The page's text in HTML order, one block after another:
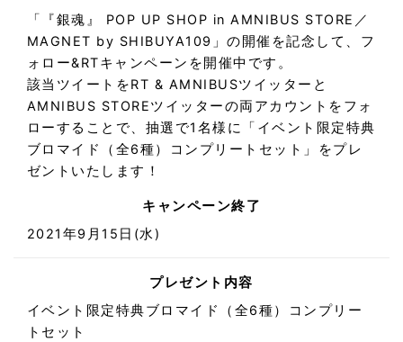
「『銀魂』 POP UP SHOP in AMNIBUS STORE／
MAGNET by SHIBUYA109」の開催を記念して、フ
ォロー&RTキャンペーンを開催中です。
該当ツイートをRT & AMNIBUSツイッターと
AMNIBUS STOREツイッターの両アカウントをフォ
ローすることで、抽選で1名様に「イベント限定特典
ブロマイド（全6種）コンプリートセット」をプレ
ゼントいたします！
キャンペーン終了
2021年9月15日(水)
プレゼント内容
イベント限定特典ブロマイド（全6種）コンプリー
トセット